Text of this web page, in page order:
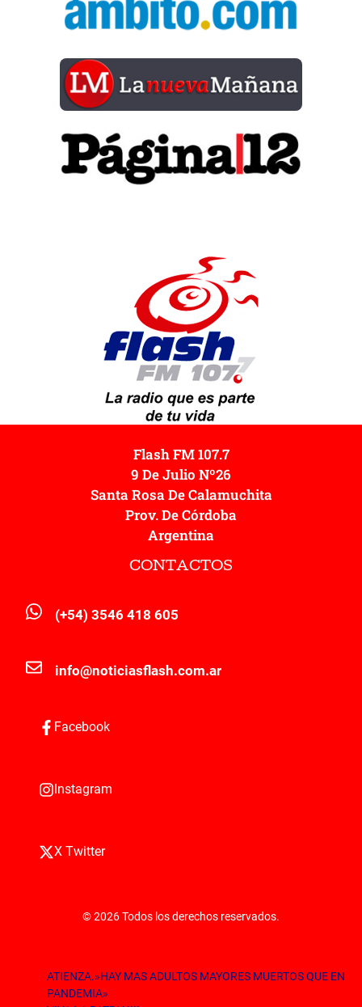
Flash FM 107.7
9 De Julio Nº26
Santa Rosa De Calamuchita
Prov. De Córdoba
Argentina
CONTACTOS
(+54) 3546 418 605
info@noticiasflash.com.ar
Facebook
Instagram
X Twitter
© 2026 Todos los derechos reservados.
ATIENZA.»HAY MAS ADULTOS MAYORES MUERTOS QUE EN
PANDEMIA»